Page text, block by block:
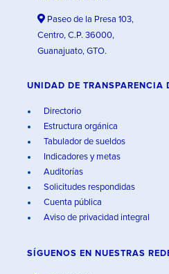
Paseo de la Presa 103,
Centro, C.P. 36000,
Guanajuato, GTO.
UNIDAD DE TRANSPARENCIA
Directorio
Estructura orgánica
Tabulador de sueldos
Indicadores y metas
Auditorías
Solicitudes respondidas
Cuenta pública
Aviso de privacidad integral
SÍGUENOS EN NUESTRAS